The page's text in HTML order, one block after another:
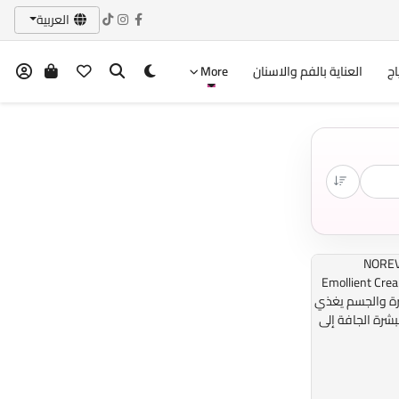
العربية
العناية بالفم والاسنان More